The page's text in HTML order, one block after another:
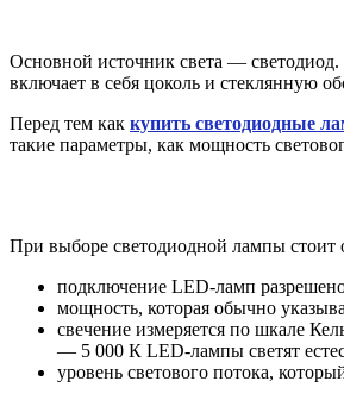
Основной источник света — светодиод.
включает в себя цоколь и стеклянную
Перед тем как купить светодиодные
такие параметры, как мощность
При выборе светодиодной лампы стоит
подключение LED-ламп
мощность, которая обычно
свечение измеряется по шкале
— 5 000 К LED-лампы светят
уровень светового потока,